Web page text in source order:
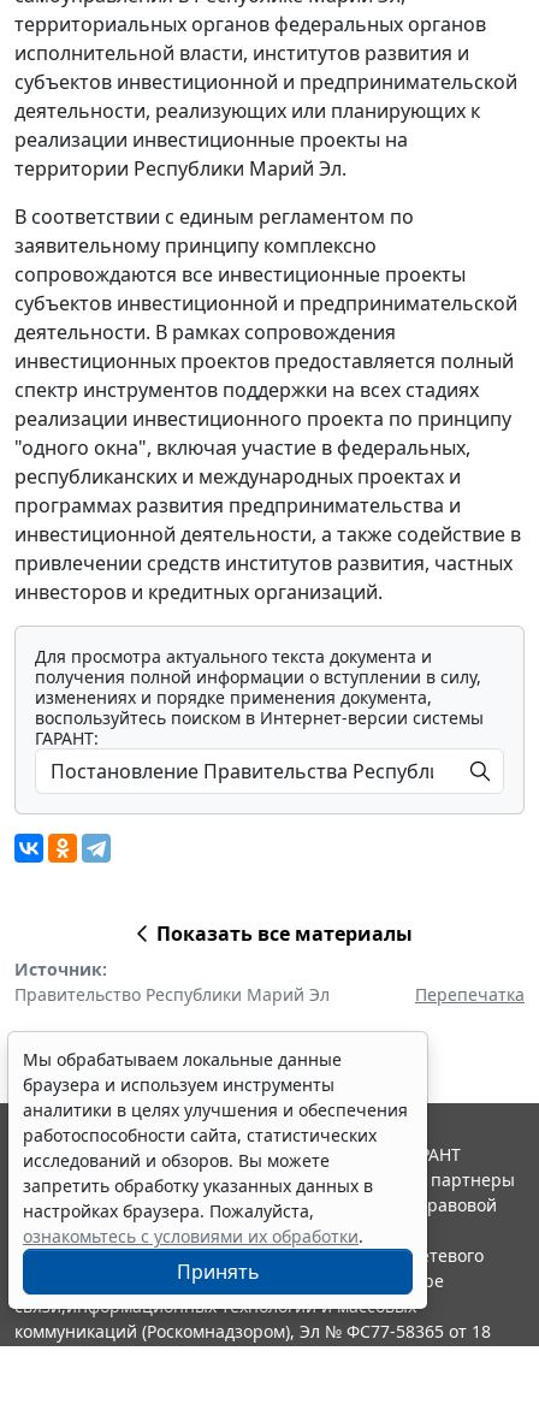
территориальных органов федеральных органов
исполнительной власти, институтов развития и
субъектов инвестиционной и предпринимательской
деятельности, реализующих или планирующих к
реализации инвестиционные проекты на
территории Республики Марий Эл.
В соответствии с единым регламентом по
заявительному принципу комплексно
сопровождаются все инвестиционные проекты
субъектов инвестиционной и предпринимательской
деятельности. В рамках сопровождения
инвестиционных проектов предоставляется полный
спектр инструментов поддержки на всех стадиях
реализации инвестиционного проекта по принципу
"одного окна", включая участие в федеральных,
республиканских и международных проектах и
программах развития предпринимательства и
инвестиционной деятельности, а также содействие в
привлечении средств институтов развития, частных
инвесторов и кредитных организаций.
Для просмотра актуального текста документа и
получения полной информации о вступлении в силу,
изменениях и порядке применения документа,
воспользуйтесь поиском в Интернет-версии системы
ГАРАНТ:
Показать все материалы
Источник:
Правительство Республики Марий Эл
Перепечатка
Мы обрабатываем локальные данные
браузера и используем инструменты
аналитики в целях улучшения и обеспечения
работоспособности сайта, статистических
исследований и обзоров. Вы можете
запретить обработку указанных данных в
настройках браузера. Пожалуйста,
ознакомьтесь с условиями их обработки.
Принять
© ООО "НПП "ГАРАНТ-СЕРВИС", 2026. Система ГАРАНТ
выпускается с 1990 года. Компания "Гарант" и ее партнеры
являются участниками Российской ассоциации правовой
информации ГАРАНТ.
Портал ГАРАНТ.РУ зарегистрирован в качестве сетевого
издания Федеральной службой по надзору в сфере
связи,информационных технологий и массовых
коммуникаций (Роскомнадзором), Эл № ФС77-58365 от 18